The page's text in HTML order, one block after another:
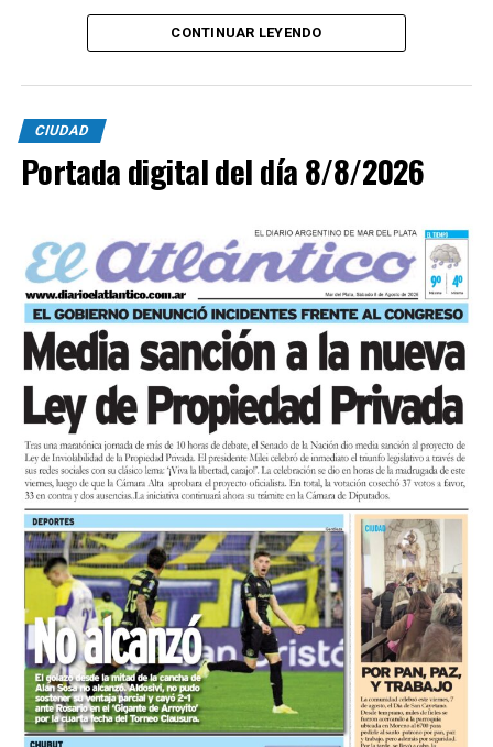
CONTINUAR LEYENDO
CIUDAD
Portada digital del día 8/8/2026